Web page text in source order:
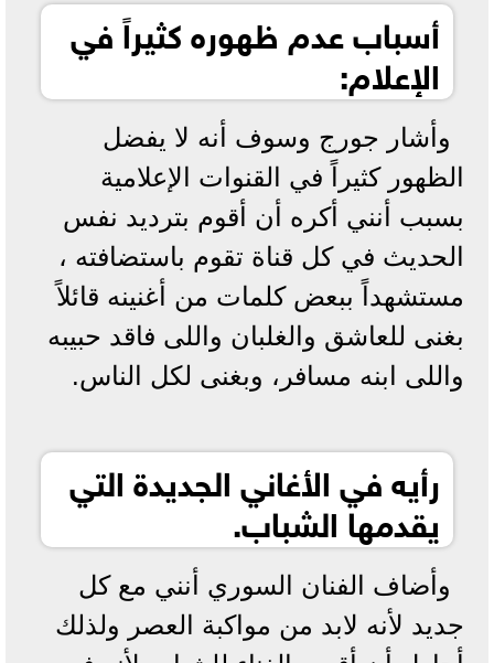
أسباب عدم ظهوره كثيراً في
الإعلام:
وأشار جورج وسوف أنه لا يفضل
الظهور كثيراً في القنوات الإعلامية
بسبب أنني أكره أن أقوم بترديد نفس
الحديث في كل قناة تقوم باستضافته ،
مستشهداً ببعض كلمات من أغنينه قائلاً
بغنى للعاشق والغلبان واللى فاقد حبيبه
واللى ابنه مسافر، وبغنى لكل الناس.
رأيه في الأغاني الجديدة التي
يقدمها الشباب.
وأضاف الفنان السوري أنني مع كل
جديد لأنه لابد من مواكبة العصر ولذلك